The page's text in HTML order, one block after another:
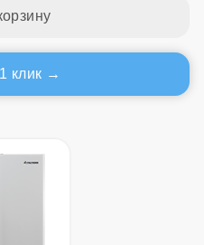
клик